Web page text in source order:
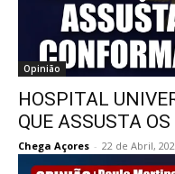
Opinião
HOSPITAL
QUE ASSUSTA
Chega Açores - 22 de Abril,